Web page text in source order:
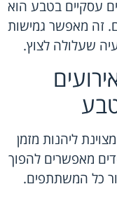
עסקיים בטבע הוא
זה מאפשר גמישות
שעלולה לצוץ.
ליהנות מזמן
מאפשרים להפוך
כל המשתתפים.